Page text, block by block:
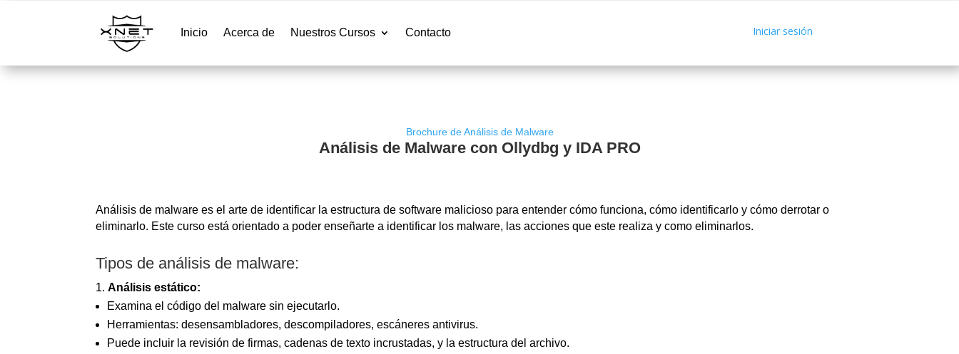
Inicio Acerca de Nuestros Cursos Contacto Iniciar sesión
Brochure de Análisis de Malware
Análisis de Malware con Ollydbg y IDA PRO
Análisis de malware es el arte de identificar la estructura de software malicioso para entender cómo funciona, cómo identificarlo y cómo derrotar o
eliminarlo. Este curso está orientado a poder enseñarte a identificar los malware, las acciones que este realiza y como eliminarlos.
Tipos de análisis de malware:
Análisis estático:
Examina el código del malware sin ejecutarlo.
Herramientas: desensambladores, descompiladores, escáneres antivirus.
Puede incluir la revisión de firmas, cadenas de texto incrustadas, y la estructura del archivo.